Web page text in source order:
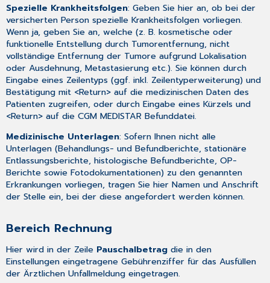
Spezielle Krankheitsfolgen: Geben Sie hier an, ob bei der
versicherten Person spezielle Krankheitsfolgen vorliegen.
Wenn ja, geben Sie an, welche (z. B. kosmetische oder
funktionelle Entstellung durch Tumorentfernung, nicht
vollständige Entfernung der Tumore aufgrund Lokalisation
oder Ausdehnung, Metastasierung etc.). Sie können durch
Eingabe eines Zeilentyps (ggf. inkl. Zeilentyperweiterung) und
Bestätigung mit <Return> auf diemedizinischen Daten des
Patienten zugreifen, oder durch Eingabe eines Kürzels und
<Return> auf die CGM MEDISTARBefunddatei.
Medizinische Unterlagen: Sofern Ihnen nicht alle
Unterlagen (Behandlungs- und Befundberichte, stationäre
Entlassungsberichte, histologische Befundberichte, OP-
Berichte sowie Fotodokumentationen) zu den genannten
Erkrankungen vorliegen, tragen Sie hier Namen und Anschrift
der Stelle ein, bei der diese angefordert werden können.
Bereich Rechnung
Hier wird in der Zeile Pauschalbetrag die in den
Einstellungen eingetragene Gebührenziffer für das Ausfüllen
der Ärztlichen Unfallmeldung eingetragen.